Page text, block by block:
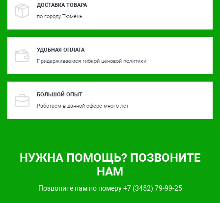
ДОСТАВКА ТОВАРА
по городу Тюмень
УДОБНАЯ ОПЛАТА
Придерживаемся гибкой ценовой политики
БОЛЬШОЙ ОПЫТ
Работаем в данной сфере много лет
НУЖНА ПОМОЩЬ? ПОЗВОНИТЕ
НАМ
Позвоните нам по номеру +7 (3452) 79-99-25